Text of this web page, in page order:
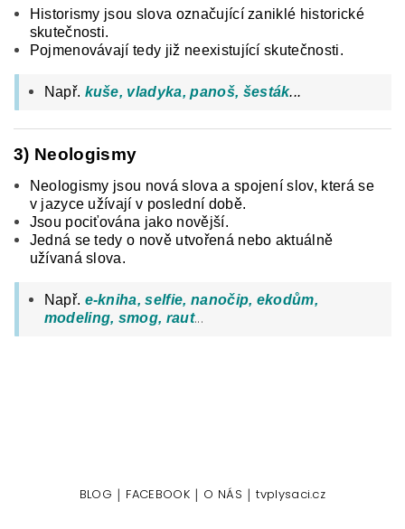
Historismy jsou slova označující zaniklé historické
skutečnosti.
Pojmenovávají tedy již neexistující skutečnosti.
Např. kuše, vladyka, panoš, šesták...
3) Neologismy
Neologismy jsou nová slova a spojení slov, která se
v jazyce užívají v poslední době.
Jsou pociťována jako novější.
Jedná se tedy o nově utvořená nebo aktuálně
užívaná slova.
Např. e-kniha, selfie, nanočip, ekodům,
modeling, smog, raut...
BLOG | FACEBOOK | O NÁS | tvplysaci.cz